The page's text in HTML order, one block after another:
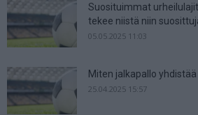
Suosituimmat
tekee niistä niin
05.05.2025 11:03
Miten jalkapallo
25.04.2025 15:57